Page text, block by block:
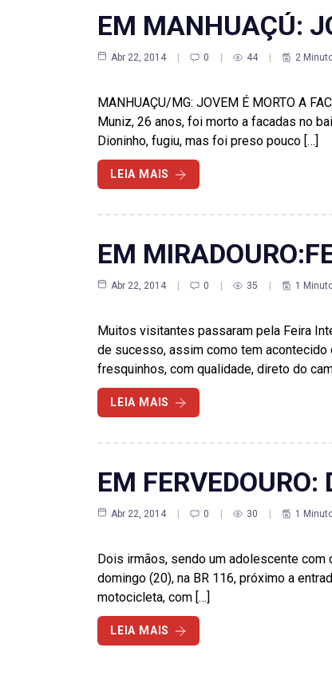
EM MANHUAÇÚ:
Abr 22, 2014 0 44 2
MANHUAÇU/MG: JOVEM É MORTO A
Muniz, 26 anos, foi morto a facadas no
Dioninho, fugiu, mas foi preso pouco […]
LEIA MAIS
EM
Abr 22, 2014 0 35 1
Muitos visitantes passaram pela Feira
de sucesso, assim como tem
fresquinhos, com qualidade, direto do
LEIA MAIS
EM
Abr 22, 2014 0 30 1
Dois irmãos, sendo um adolescente com
domingo (20), na BR 116, próximo a
motocicleta, com […]
LEIA MAIS